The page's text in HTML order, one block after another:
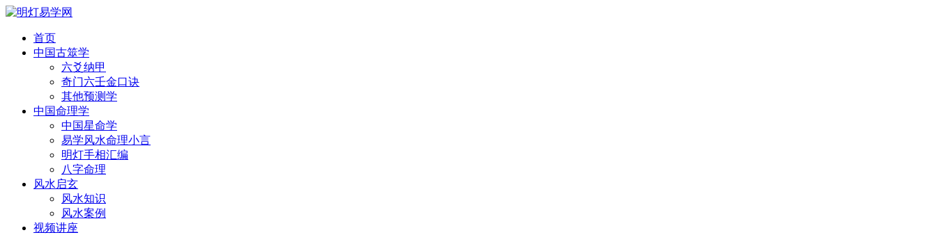
首页
中国古筮学
六爻纳甲
奇门六壬金口诀
其他预测学
中国命理学
中国星命学
易学风水命理小言
明灯手相汇编
八字命理
风水启玄
风水知识
风水案例
视频讲座